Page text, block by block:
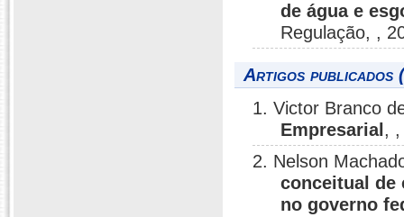
de água e
Regulação, ,
Artigos publicados
1. Victor Branco
Empresarial , ,
2. Nelson
conceitual de
no governo